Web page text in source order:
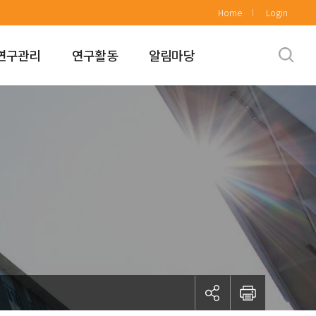
Home Login
구관리 연구활동 알림마당